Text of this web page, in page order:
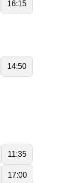
16:15
14:50
11:35
17:00